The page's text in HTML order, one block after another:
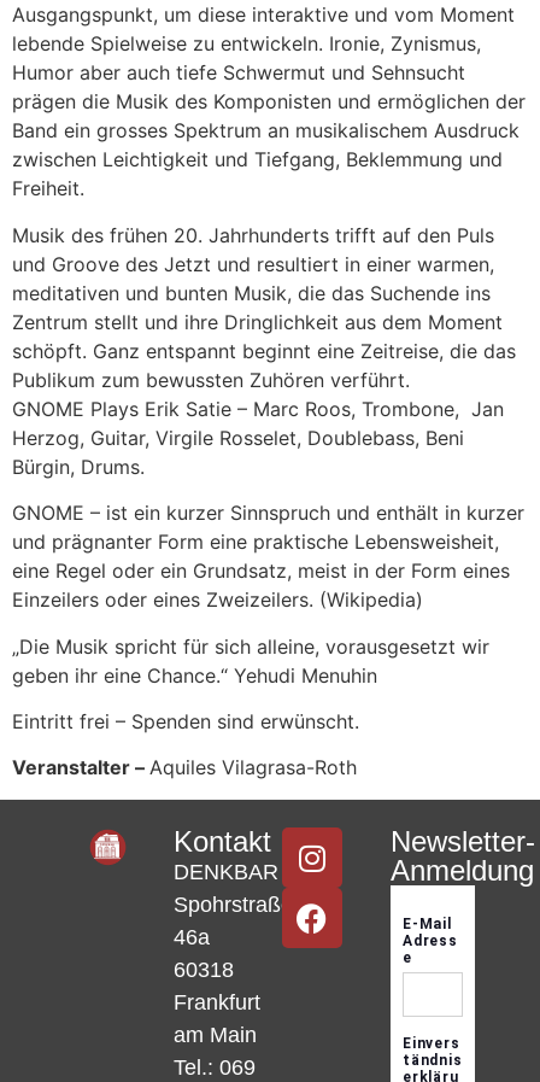
Ausgangspunkt, um diese interaktive und vom Moment
lebende Spielweise zu entwickeln. Ironie, Zynismus,
Humor aber auch tiefe Schwermut und Sehnsucht
prägen die Musik des Komponisten und ermöglichen der
Band ein grosses Spektrum an musikalischem Ausdruck
zwischen Leichtigkeit und Tiefgang, Beklemmung und
Freiheit.
Musik des frühen 20. Jahrhunderts trifft auf den Puls
und Groove des Jetzt und resultiert in einer warmen,
meditativen und bunten Musik, die das Suchende ins
Zentrum stellt und ihre Dringlichkeit aus dem Moment
schöpft. Ganz entspannt beginnt eine Zeitreise, die das
Publikum zum bewussten Zuhören verführt.
GNOME Plays Erik Satie – Marc Roos, Trombone, Jan
Herzog, Guitar, Virgile Rosselet, Doublebass, Beni
Bürgin, Drums.
GNOME – ist ein kurzer Sinnspruch und enthält in kurzer
und prägnanter Form eine praktische Lebensweisheit,
eine Regel oder ein Grundsatz, meist in der Form eines
Einzeilers oder eines Zweizeilers. (Wikipedia)
„Die Musik spricht für sich alleine, vorausgesetzt wir
geben ihr eine Chance.“ Yehudi Menuhin
Eintritt frei – Spenden sind erwünscht.
Veranstalter – Aquiles Vilagrasa-Roth
Kontakt
DENKBAR
Spohrstraße
46a
60318
Frankfurt
am Main
Tel.: 069
Newsletter-
Anmeldung